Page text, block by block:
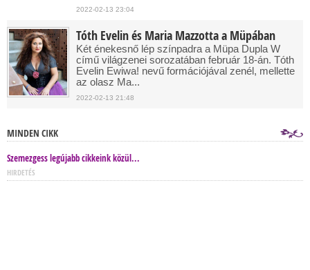
2022-02-13 23:04
Tóth Evelin és Maria Mazzotta a Müpában
Két énekesnő lép színpadra a Müpa Dupla W
című világzenei sorozatában február 18-án. Tóth
Evelin Ewiwa! nevű formációjával zenél, mellette
az olasz Ma...
2022-02-13 21:48
MINDEN CIKK
Szemezgess legújabb cikkeink közül...
HIRDETÉS